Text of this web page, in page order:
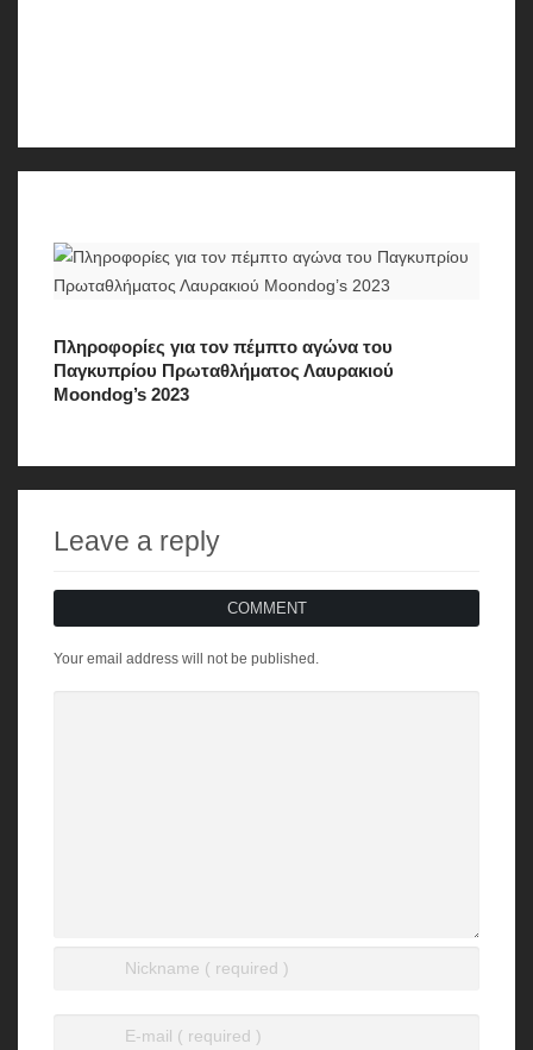
Πληροφορίες για τον πέμπτο αγώνα του
Παγκυπρίου Πρωταθλήματος Λαυρακιού
Moondog’s 2023
Leave a reply
COMMENT
Your email address will not be published.